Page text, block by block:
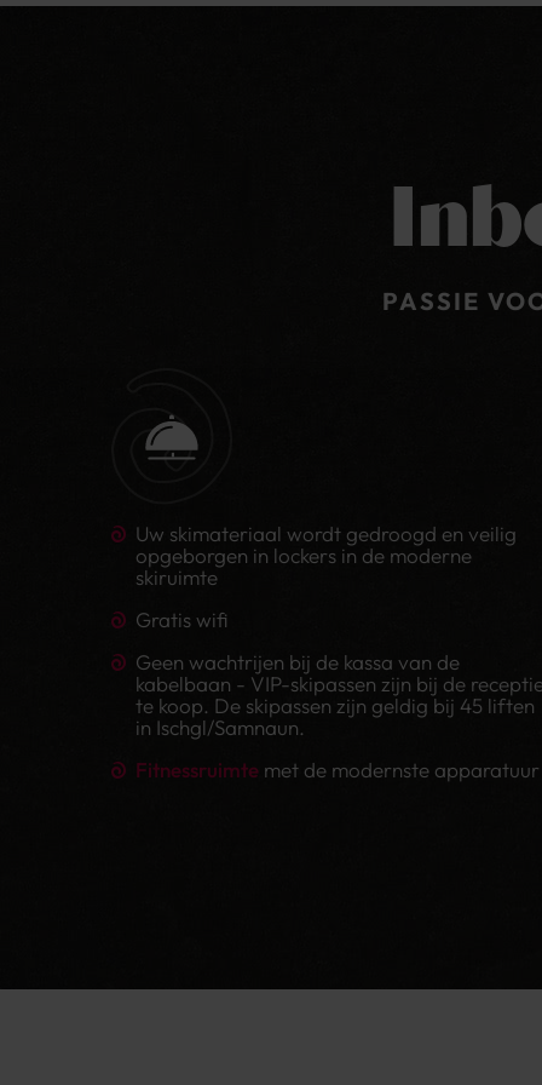
4 - 7 jaar - 75% korting
vanaf 17 jaar - 30% korting
Kinderen vanaf 15 jaar zijn
PASSIE
Uw skimateriaal wordt gedroogd en veilig
opgeborgen in lockers in de moderne
skiruimte
Gratis wifi
Geen wachtrijen bij de kassa van de
kabelbaan - VIP-skipassen zijn bij de
te koop. De skipassen zijn geldig bij 45 liften
in Ischgl/Samnaun.
Fitnessruimte met de modernste apparatuur